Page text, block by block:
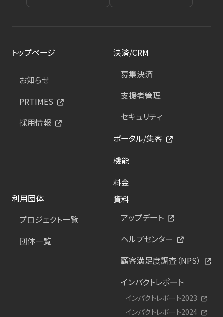
トップページ
お知らせ
PRTIMES
採用情報
決済/CRM
募集決済
支援者管理
セキュリティ
ポータル/集客
機能
料金
利用団体
プロジェクト一覧
団体一覧
資料
アップデート
ヘルプセンター
顧客満足度調査（NPS）
インパクトレポート
インパクトレポート2023
インパクトレポート2024